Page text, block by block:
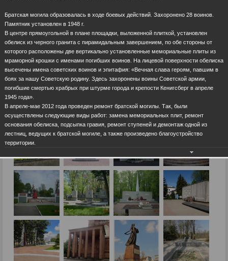
Братская могила образовалась в ходе боевых действий. Захоронено 28 воинов.
Памятник установлен в 1948 г.
В центре прямоугольной в плане площадки, выложенной плиткой, установлен
обелиск из черного гранита с пирамидальным завершением, по обе стороны от
которого расположены две вертикально установленные мемориальные плиты из
мраморной крошки с именами погибших воинов. На лицевой поверхности обелиска
высечены имена советских воинов и эпитафия: «Вечная слава героям, павшим в
боях за нашу Советскую родину. Здесь захоронены воины Советской армии,
погибшие смертью храбрых при штурме города и крепости Кенигсберг в апреле
1945 года».
В апреле-мае 2012 года проведен ремонт братской могилы. Так, были
осуществлены следующие виды работ: замена мемориальных плит, ремонт
основания обелиска, подсыпка гравия, ремонт ступеней и демонтаж одной из
лестниц, ведущих к братской могиле, а также произведено благоустройство
территории.